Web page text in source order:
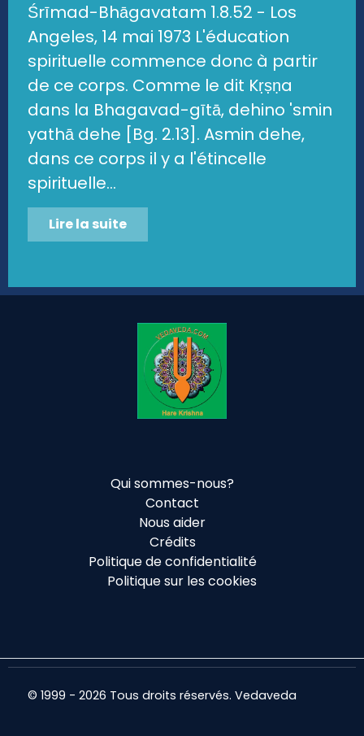
Śrīmad-Bhāgavatam 1.8.52 - Los
Angeles, 14 mai 1973 L'éducation
spirituelle commence donc à partir
de ce corps. Comme le dit Kṛṣṇa
dans la Bhagavad-gītā, dehino 'smin
yathā dehe [Bg. 2.13]. Asmin dehe,
dans ce corps il y a l'étincelle
spirituelle...
Lire la suite
Qui sommes-nous?
Contact
Nous aider
Crédits
Politique de confidentialité
Politique sur les cookies
© 1999 - 2026 Tous droits réservés. Vedaveda